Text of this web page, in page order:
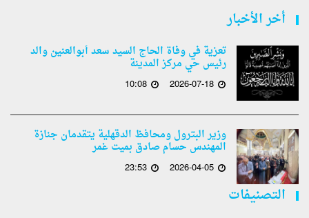
أخر الأخبار
تعزية في وفاة الحاج السيد سعد أبوالعنين والد
رئيس حي مركز المدينة
2026-07-18
10:08
وزير البترول ومحافظ الدقهلية يتقدمان جنازة
المهندس حسام صادق بميت غمر
2026-04-05
23:53
التصنيفات